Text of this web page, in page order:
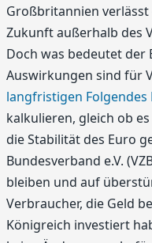
Großbritannien
Zukunft außerhalb des
Doch was bedeutet der
Auswirkungen sind für
langfristigen Folgendes
kalkulieren, gleich ob
die Stabilität des Euro
Bundesverband e.V.
bleiben und auf
Verbraucher, die Geld
Königreich investiert